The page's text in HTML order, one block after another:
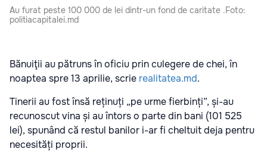
Au furat peste 100 000 de lei dintr-un fond de caritate .Foto:
politiacapitalei.md
Bănuiţii au pătruns în oficiu prin culegere de chei, în
noaptea spre 13 aprilie, scrie realitatea.md.
Tinerii au fost însă reținuți „pe urme fierbinți”, și-au
recunoscut vina și au întors o parte din bani (101 525
lei), spunând că restul banilor i-ar fi cheltuit deja pentru
necesități proprii.